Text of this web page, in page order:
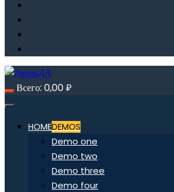
Всего: 0,00₽
HOMEDEMOS
Demo one
Demo two
Demo three
Demo four